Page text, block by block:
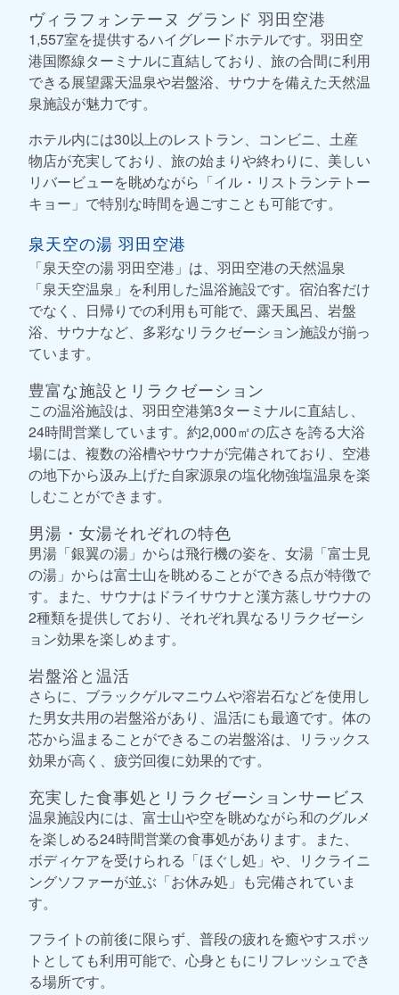
ヴィラフォンテーヌ グランド 羽田空港
1,557室を提供するハイグレードホテルです。羽田空
港国際線ターミナルに直結しており、旅の合間に利用
できる展望露天温泉や岩盤浴、サウナを備えた天然温
泉施設が魅力です。
ホテル内には30以上のレストラン、コンビニ、土産
物店が充実しており、旅の始まりや終わりに、美しい
リバービューを眺めながら「イル・リストランテトー
キョー」で特別な時間を過ごすことも可能です。
泉天空の湯 羽田空港
「泉天空の湯 羽田空港」は、羽田空港の天然温泉
「泉天空温泉」を利用した温浴施設です。宿泊客だけ
でなく、日帰りでの利用も可能で、露天風呂、岩盤
浴、サウナなど、多彩なリラクゼーション施設が揃っ
ています。
豊富な施設とリラクゼーション
この温浴施設は、羽田空港第3ターミナルに直結し、
24時間営業しています。約2,000㎡の広さを誇る大浴
場には、複数の浴槽やサウナが完備されており、空港
の地下から汲み上げた自家源泉の塩化物強塩温泉を楽
しむことができます。
男湯・女湯それぞれの特色
男湯「銀翼の湯」からは飛行機の姿を、女湯「富士見
の湯」からは富士山を眺めることができる点が特徴で
す。また、サウナはドライサウナと漢方蒸しサウナの
2種類を提供しており、それぞれ異なるリラクゼーシ
ョン効果を楽しめます。
岩盤浴と温活
さらに、ブラックゲルマニウムや溶岩石などを使用し
た男女共用の岩盤浴があり、温活にも最適です。体の
芯から温まることができるこの岩盤浴は、リラックス
効果が高く、疲労回復に効果的です。
充実した食事処とリラクゼーションサービス
温泉施設内には、富士山や空を眺めながら和のグルメ
を楽しめる24時間営業の食事処があります。また、
ボディケアを受けられる「ほぐし処」や、リクライニ
ングソファーが並ぶ「お休み処」も完備されていま
す。
フライトの前後に限らず、普段の疲れを癒やすスポッ
トとしても利用可能で、心身ともにリフレッシュでき
る場所です。